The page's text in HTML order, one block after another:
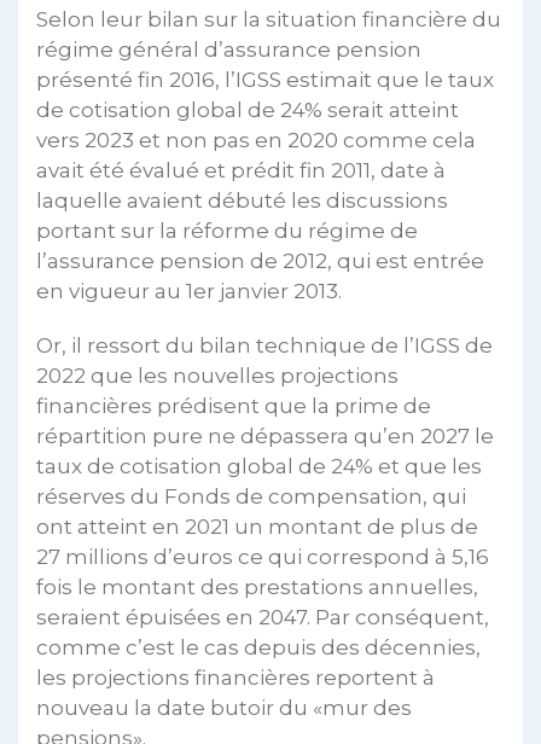
Selon leur bilan sur la situation financière du
régime général d’assurance pension
présenté fin 2016, l’IGSS estimait que le taux
de cotisation global de 24% serait atteint
vers 2023 et non pas en 2020 comme cela
avait été évalué et prédit fin 2011, date à
laquelle avaient débuté les discussions
portant sur la réforme du régime de
l’assurance pension de 2012, qui est entrée
en vigueur au 1er janvier 2013.
Or, il ressort du bilan technique de l’IGSS de
2022 que les nouvelles projections
financières prédisent que la prime de
répartition pure ne dépassera qu’en 2027 le
taux de cotisation global de 24% et que les
réserves du Fonds de compensation, qui
ont atteint en 2021 un montant de plus de
27 millions d’euros ce qui correspond à 5,16
fois le montant des prestations annuelles,
seraient épuisées en 2047. Par conséquent,
comme c’est le cas depuis des décennies,
les projections financières reportent à
nouveau la date butoir du «mur des
pensions».